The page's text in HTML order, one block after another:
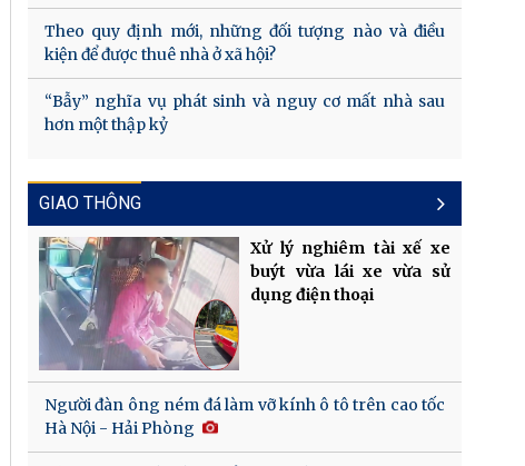
Theo quy định mới, những đối tượng nào và điều
kiện để được thuê nhà ở xã hội?
“Bẫy” nghĩa vụ phát sinh và nguy cơ mất nhà sau
hơn một thập kỷ
GIAO THÔNG
Xử lý nghiêm tài xế xe
buýt vừa lái xe vừa sử
dụng điện thoại
Người đàn ông ném đá làm vỡ kính ô tô trên cao tốc
Hà Nội - Hải Phòng